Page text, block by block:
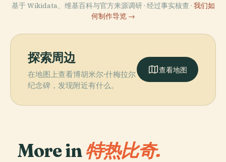
基于 Wikidata、维基百科与官方来源调研 · 经过事实核查 · 我们如
何制作导览 →
探索周边
在地图上查看博胡米尔·什梅拉尔
纪念碑，发现附近有什么。
查看地图
More in特热比奇.